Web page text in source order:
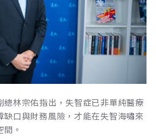
總林宗佑指出，失智症已非單純醫療
口與財務風險，才能在失智海嘯來
。